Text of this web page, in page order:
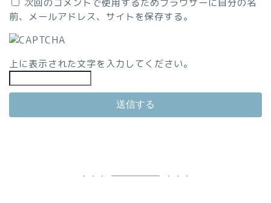
次回のコメントで使用するためブラウザーに自分の名
前、メールアドレス、サイトを保存する。
上に表示された文字を入力してください。